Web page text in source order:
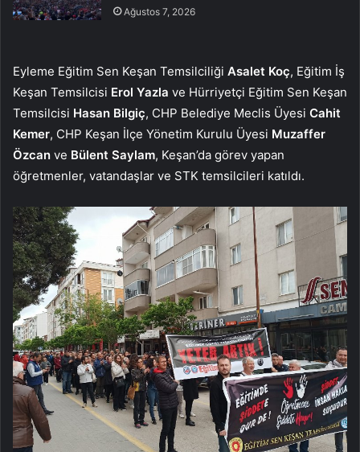
Ağustos 7, 2026
Eyleme Eğitim Sen Keşan Temsilciliği Asalet Koç, Eğitim İş
Keşan Temsilcisi Erol Yazla ve Hürriyetçi Eğitim Sen Keşan
Temsilcisi Hasan Bilgiç, CHP Belediye Meclis Üyesi Cahit
Kemer, CHP Keşan İlçe Yönetim Kurulu Üyesi Muzaffer
Özcan ve Bülent Saylam, Keşan’da görev yapan
öğretmenler, vatandaşlar ve STK temsilcileri katıldı.